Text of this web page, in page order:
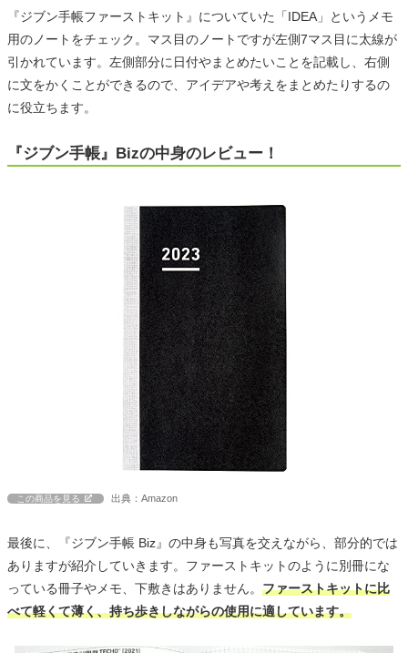
『ジブン手帳ファーストキット』についていた「IDEA」というメモ
用のノートをチェック。マス目のノートですが左側7マス目に太線が
引かれています。左側部分に日付やまとめたいことを記載し、右側
に文をかくことができるので、アイデアや考えをまとめたりするの
に役立ちます。
『ジブン手帳』Bizの中身のレビュー！
この商品を見る 出典：Amazon
最後に、『ジブン手帳 Biz』の中身も写真を交えながら、部分的では
ありますが紹介していきます。ファーストキットのように別冊にな
っている冊子やメモ、下敷きはありません。 ファーストキットに比
べて軽くて薄く、持ち歩きしながらの使用に適しています。